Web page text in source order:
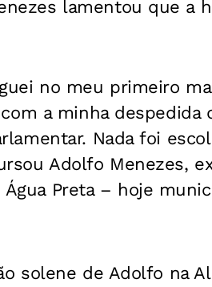
lamentou que a
no meu primeiro
a minha despedida
Nada foi
Adolfo Menezes,
Preta – hoje
solene de Adolfo na